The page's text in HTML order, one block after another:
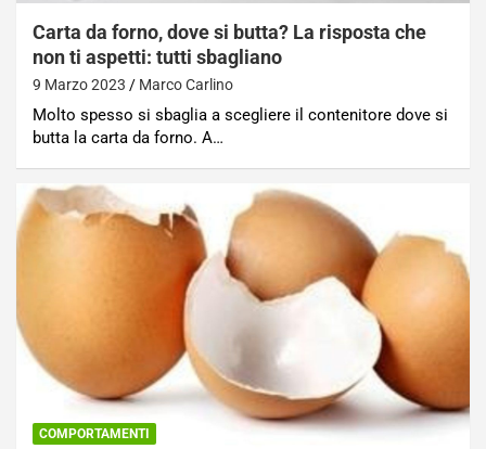
Carta da forno, dove si butta? La risposta che
non ti aspetti: tutti sbagliano
9 Marzo 2023 Marco Carlino
Molto spesso si sbaglia a scegliere il contenitore dove si
butta la carta da forno. A…
COMPORTAMENTI